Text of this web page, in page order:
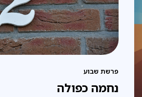
פרשת שבוע
נחמה כפולה